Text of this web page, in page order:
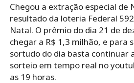
Chegou a extração especial de
resultado da loteria Federal
Natal. O prêmio do dia 21 de
chegar a R$ 1,3 milhão, e para
sortudo do dia basta continuar
sorteio em tempo real no
as 19 horas.